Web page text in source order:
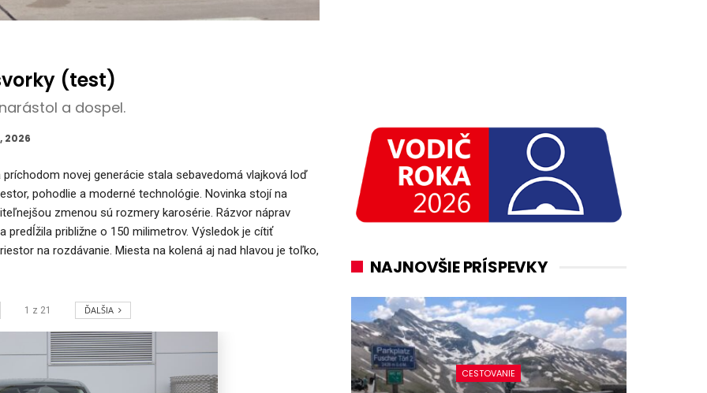
(test)
a dospel.
2026
novej generácie stala sebavedomá vlajková loď
pohodlie a moderné technológie. Novinka stojí na
zmenou sú rozmery karosérie. Rázvor náprav
približne o 150 milimetrov. Výsledok je cítiť
na rozdávanie. Miesta na kolená aj nad hlavou je toľko,
1 z 21 ĎALŠIA
NAJNOVŠIE PRÍSPEVKY
NOVINKY